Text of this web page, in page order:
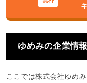
ゆめみの企業情
ここでは株式会社ゆめ